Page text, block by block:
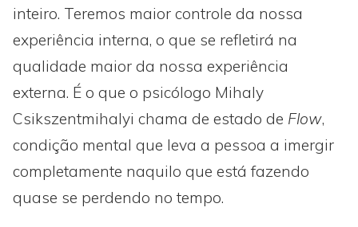
inteiro. Teremos maior controle da nossa
experiência interna, o que se refletirá na
qualidade maior da nossa experiência
externa. É o que o psicólogo Mihaly
Csikszentmihalyi chama de estado de Flow,
condição mental que leva a pessoa a imergir
completamente naquilo que está fazendo
quase se perdendo no tempo.